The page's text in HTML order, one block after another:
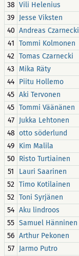
38 Vili Helenius
39 Jesse Viksten
40 Andreas Czarnecki
41 Tommi Kolmonen
42 Tomas Czarnecki
43 Mika Räty
44 Piitu Hollemo
45 Aki Tervonen
45 Tommi Väänänen
47
Jukka Lehtonen
48 otto söderlund
49 Kim Malila
50 Risto Turtiainen
51
Lauri Saarinen
52 Timo Kotilainen
52 Toni Syrjänen
54 Aku lindroos
55 Samuel Hänninen
56 Arthur Pekonen
57
Jarmo Putro